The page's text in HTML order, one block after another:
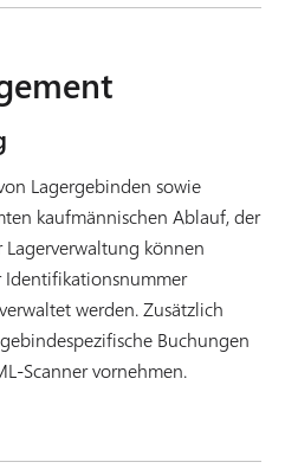
Lagergebinden sowie
kaufmännischen Ablauf, der
können
werden. Zusätzlich
Buchungen
Scanner vornehmen.